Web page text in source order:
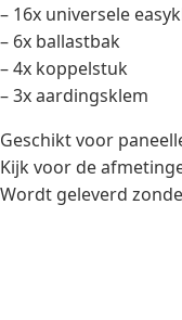
– 16x universele
– 6x ballastbak
– 4x koppelstuk
– 3x aardingsklem
Geschikt voor
Kijk voor de
Wordt geleverd